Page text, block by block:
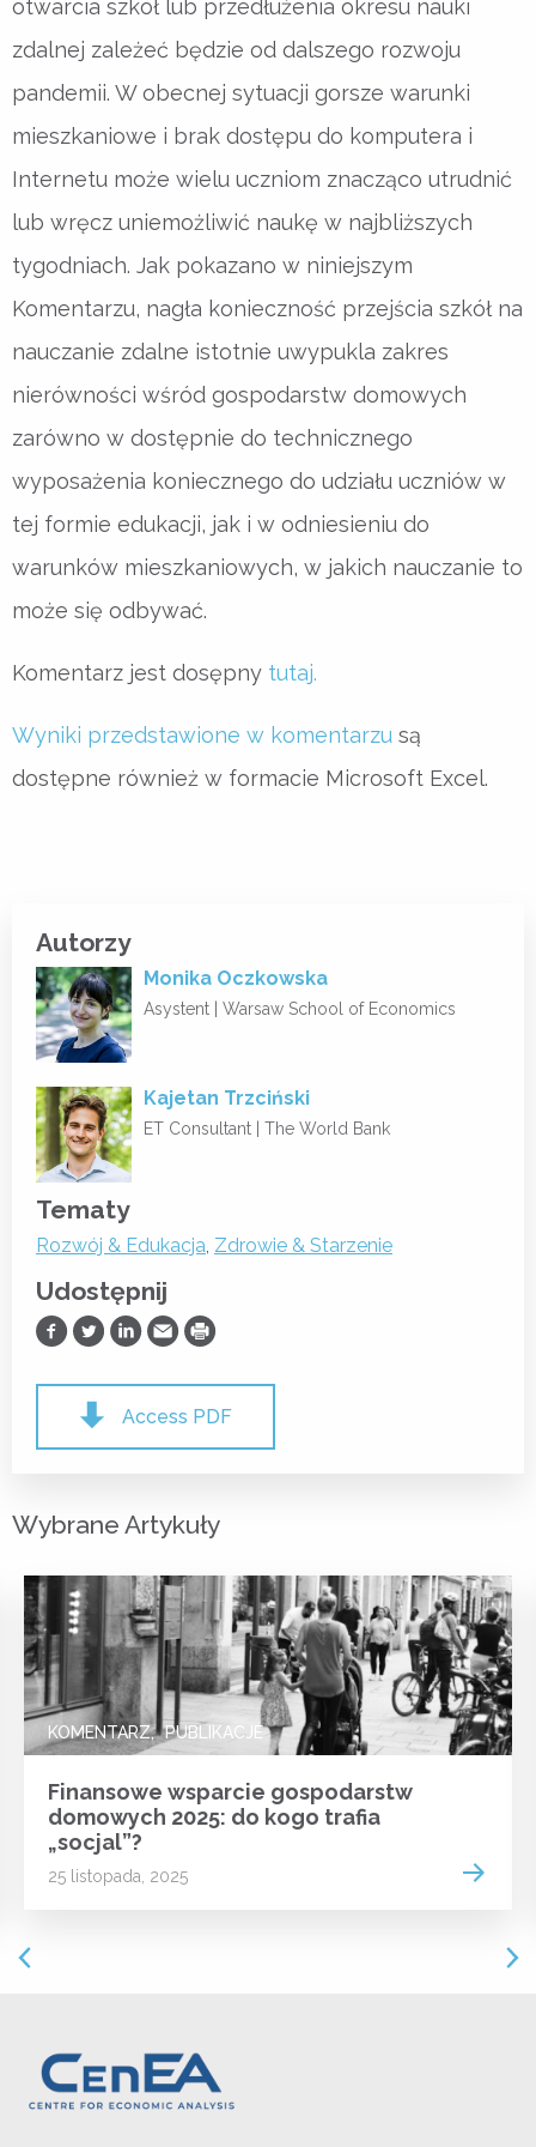
otwarcia szkół lub przedłużenia okresu nauki
zdalnej zależeć będzie od dalszego rozwoju
pandemii. W obecnej sytuacji gorsze warunki
mieszkaniowe i brak dostępu do komputera i
Internetu może wielu uczniom znacząco utrudnić
lub wręcz uniemożliwić naukę w najbliższych
tygodniach. Jak pokazano w niniejszym
Komentarzu, nagła konieczność przejścia szkół na
nauczanie zdalne istotnie uwypukla zakres
nierówności wśród gospodarstw domowych
zarówno w dostępnie do technicznego
wyposażenia koniecznego do udziału uczniów w
tej formie edukacji, jak i w odniesieniu do
warunków mieszkaniowych, w jakich nauczanie to
może się odbywać.
Komentarz jest dosępny tutaj.
Wyniki przedstawione w komentarzu są
dostępne również w formacie Microsoft Excel.
Autorzy
Monika Oczkowska
Asystent | Warsaw School of Economics
Kajetan Trzciński
ET Consultant | The World Bank
Tematy
Rozwój & Edukacja, Zdrowie & Starzenie
Udostępnij
Udostępnij na Facebooku
Udostępnij na Twitterze
Udostępnij na LinkedIn
Prześlij Emailem
Drukuj
Access PDF
Wybrane Artykuły
KOMENTARZ PUBLIKACJE
Finansowe wsparcie gospodarstw
domowych 2025: do kogo trafia
„socjal”?
25 listopada, 2025 Read